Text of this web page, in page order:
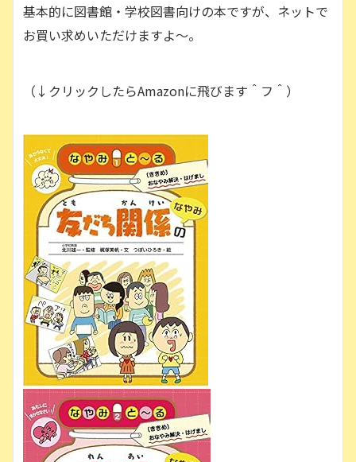
基本的に図書館・学校図書向けの本ですが、ネットで
お買い求めいただけますよ〜。
（↓クリックしたらAmazonに飛びます＾フ＾）